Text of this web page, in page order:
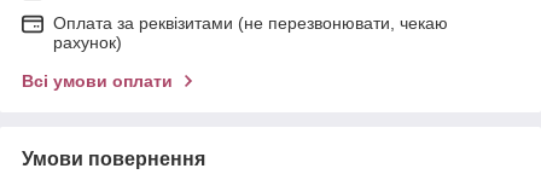
Оплата за реквізитами (не перезвонювати, чекаю
рахунок)
Всі умови оплати
Умови повернення